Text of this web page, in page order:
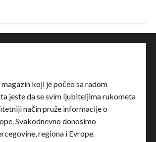
koji je počeo sa radom
jeste da se svim ljubiteljima rukometa
način pruže informacije o
Svakodnevno donosimo
regiona i Evrope.